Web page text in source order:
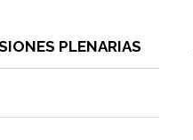
PLENARIAS